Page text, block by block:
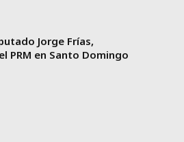
Jorge Frías,
PRM en Santo Domingo